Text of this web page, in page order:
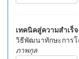
เทคนิคสู่ความสำเร็จ
วิธีพัฒนาทักษะการ
ภาพกุล